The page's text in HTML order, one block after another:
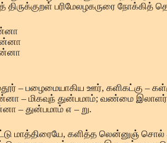
பரிமேலழகருரை நோக்கித்
– பழைமையாகிய ஊர், களிகட்கு –
இன்னா – மிகவுந் துன்பமாம்; வண்மை
– துன்பமாம் எ – று.
மாத்திரையே, களித்த லென்னுஞ்